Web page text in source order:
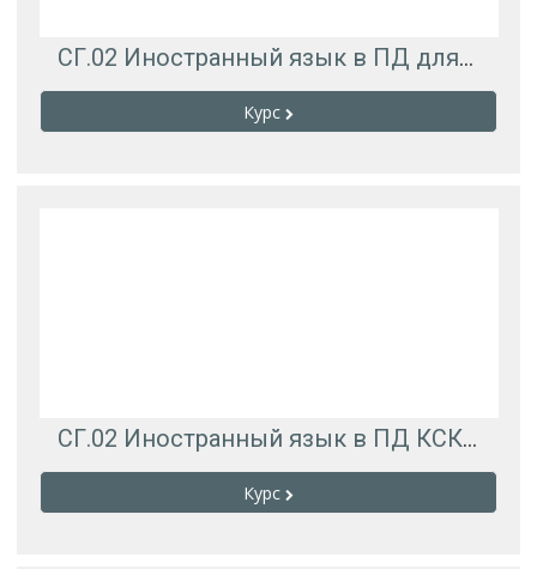
СГ.02 Иностранный язык в ПД для РЭУ-322
Курс
СГ.02 Иностранный язык в ПД КСК-322
Курс